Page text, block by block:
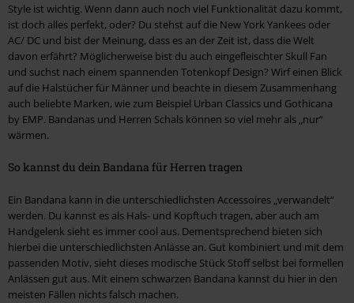
Style ist wichtig. Wenn dann auch noch viel Funktionalität dazu kommt,
ist doch alles perfekt, oder? Du stehst auf die New York Yankees oder
AC/ DC und bist der Meinung, dass es an der Zeit ist, dass die Welt
davon erfährt? Möglicherweise bist du auch eingefleischter Skull Fan
und suchst nach einem spannenden Totenkopf Design? Wirf einen Blick
auf die Halstücher für Männer und beachte in diesem Zusammenhang
auch beliebte Marken, wie zum Beispiel Urban Classics und Gothicana
by EMP. Bandanas und Herren Schals können so viel mehr als „nur“
wärmen.
So kannst du dein Bandana für Herren tragen
Ein Bandana kann in die unterschiedlichsten Accessoires „verwandelt“
werden. Du kannst es als Hals- und Kopftuch tragen, aber auch am
Handgelenk sieht es immer cool aus. Dementsprechend bieten sich
hierbei die unterschiedlichsten Anlässe an. Gut kombiniert und mit dem
passenden Motiv, sieht dieses modische Stück Stoff selbst bei formellen
Anlässen gut aus. Mit einem schwarzen Bandana kannst du hier in den
meisten Fällen nichts falsch machen.